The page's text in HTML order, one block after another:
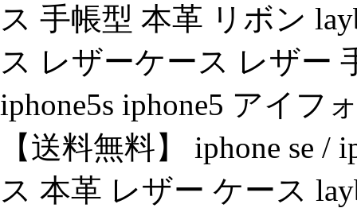
ス 手帳型 本革 リボン
ス レザーケース レザー
iphone5s iphone5 アイフ
【送料無料】 iphone se /
ス 本革 レザー ケース